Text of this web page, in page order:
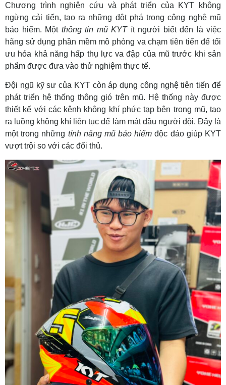
Chương trình nghiên cứu và phát triển của KYT không
ngừng cải tiến, tạo ra những đột phá trong công nghệ mũ
bảo hiểm. Một thông tin mũ KYTít người biết đến là việc
hãng sử dụng phần mềm mô phỏng va chạm tiên tiến để tối
ưu hóa khả năng hấp thụ lực va đập của mũ trước khi sản
phẩm được đưa vào thử nghiệm thực tế.
Đội ngũ kỹ sư của KYT còn áp dụng công nghệ tiên tiến để
phát triển hệ thống thông gió trên mũ. Hệ thống này được
thiết kế với các kênh không khí phức tạp bên trong mũ, tạo
ra luồng không khí liên tục để làm mát đầu người đội. Đây là
một trong những tính năng mũ bảo hiểm độc đáo giúp KYT
vượt trội so với các đối thủ.